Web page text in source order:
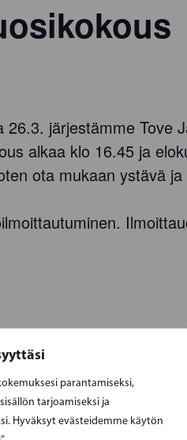
parantamiseksi,
tarjoamiseksi ja
Hyväksyt evästeidemme käytön
järjestämme Tove
alkaa klo 16.45 ja
ota mukaan ystävä